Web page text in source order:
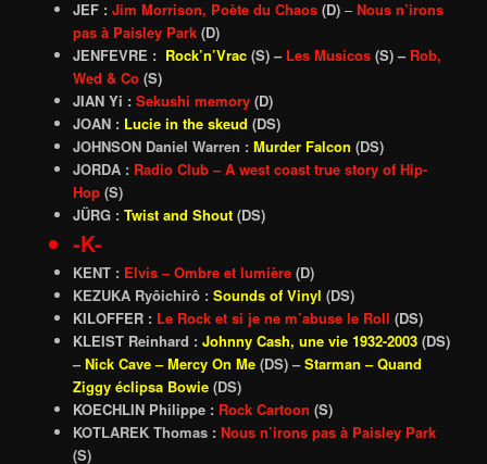
JEF : Jim Morrison, Poète du Chaos(D)–Nous n’irons
pas à Paisley Park(D)
JENFEVRE : Rock’n’Vrac(S) – Les Musicos(S) – Rob,
Wed & Co(S)
JIAN Yi : Sekushi memory(D)
JOAN : Lucie in the skeud (DS)
JOHNSON Daniel Warren : Murder Falcon (DS)
JORDA : Radio Club – A west coast true story of Hip-
Hop(S)
JÜRG : Twist and Shout(DS)
-K-
KENT : Elvis – Ombre et lumière(D)
KEZUKA Ryôichirô : Sounds of Vinyl (DS)
KILOFFER : Le Rock et si je ne m’abuse le Roll (DS)
KLEIST Reinhard : Johnny Cash, une vie 1932-2003(DS)
–Nick Cave – Mercy On Me(DS) –Starman – Quand
Ziggy éclipsa Bowie(DS)
KOECHLIN Philippe : Rock Cartoon (S)
KOTLAREK Thomas : Nous n’irons pas à Paisley Park
(S)